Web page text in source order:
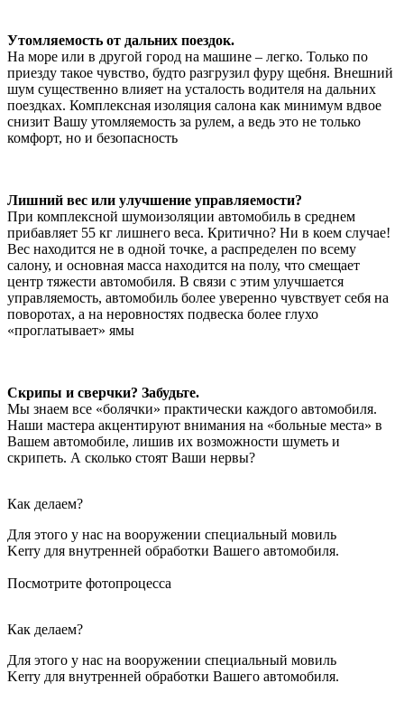
Утомляемость от дальних поездок.
На море или в другой город на машине – легко. Только по
приезду такое чувство, будто разгрузил фуру щебня. Внешний
шум существенно влияет на усталость водителя на дальних
поездках. Комплексная изоляция салона как минимум вдвое
снизит Вашу утомляемость за рулем, а ведь это не только
комфорт, но и безопасность
Лишний вес или улучшение управляемости?
При комплексной шумоизоляции автомобиль в среднем
прибавляет 55 кг лишнего веса. Критично? Ни в коем случае!
Вес находится не в одной точке, а распределен по всему
салону, и основная масса находится на полу, что смещает
центр тяжести автомобиля. В связи с этим улучшается
управляемость, автомобиль более уверенно чувствует себя на
поворотах, а на неровностях подвеска более глухо
«проглатывает» ямы
Скрипы и сверчки? Забудьте.
Мы знаем все «болячки» практически каждого автомобиля.
Наши мастера акцентируют внимания на «больные места» в
Вашем автомобиле, лишив их возможности шуметь и
скрипеть. А сколько стоят Ваши нервы?
Как делаем?
Для этого у нас на вооружении специальный мовиль
Kerry для внутренней обработки Вашего автомобиля.
Посмотрите фотопроцесса
Как делаем?
Для этого у нас на вооружении специальный мовиль
Kerry для внутренней обработки Вашего автомобиля.